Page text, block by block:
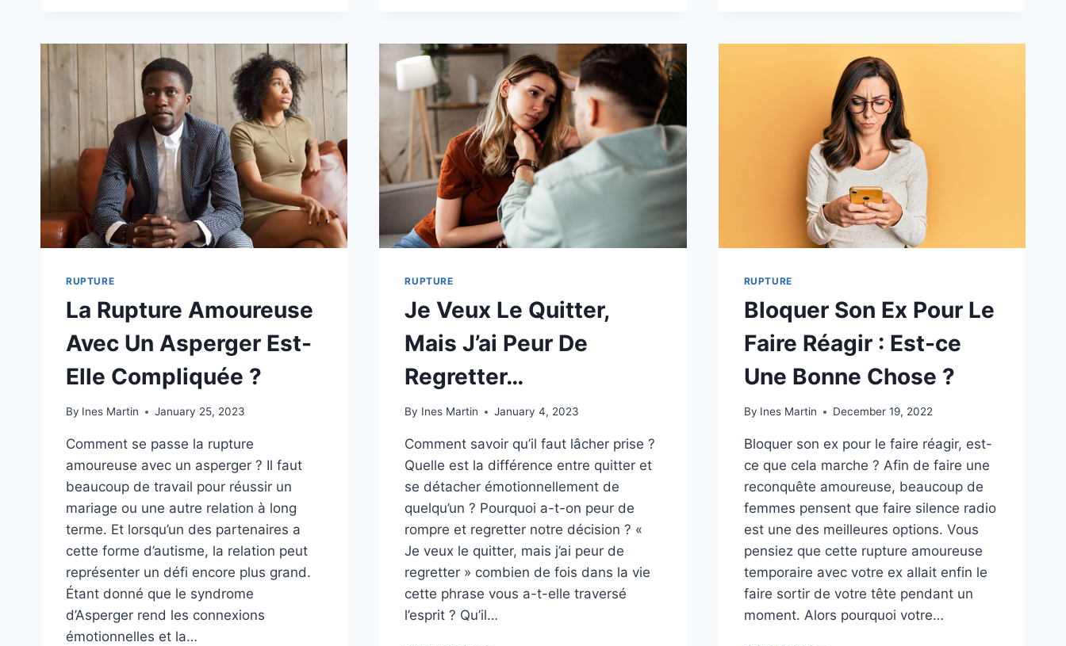
PLUS
DONNER
SIGNE
DE
VIE
À
SON
EX
?
IL
EST
REVENU
VERS
MOI
TOUT
DE
SUITE
PREUVE
QUE
ÇA
MARCHE
!
RUPTURE
La Rupture Amoureuse
Avec Un Asperger Est-
Elle Compliquée ?
By Ines Martin January 25, 2023
Comment se passe la rupture
amoureuse avec un asperger ? Il faut
beaucoup de travail pour réussir un
mariage ou une autre relation à long
terme. Et lorsqu’un des partenaires a
cette forme d’autisme, la relation peut
représenter un défi encore plus grand.
Étant donné que le syndrome
d’Asperger rend les connexions
émotionnelles et la…
RUPTURE
Je Veux Le Quitter,
Mais J’ai Peur De
Regretter…
By Ines Martin January 4, 2023
Comment savoir qu’il faut lâcher prise ?
Quelle est la différence entre quitter et
se détacher émotionnellement de
quelqu’un ? Pourquoi a-t-on peur de
rompre et regretter notre décision ? «
Je veux le quitter, mais j’ai peur de
regretter » combien de fois dans la vie
cette phrase vous a-t-elle traversé
l’esprit ? Qu’il…
RUPTURE
Bloquer Son Ex Pour Le
Faire Réagir : Est-ce
Une Bonne Chose ?
By Ines Martin December 19, 2022
Bloquer son ex pour le faire réagir, est-
ce que cela marche ? Afin de faire une
reconquête amoureuse, beaucoup de
femmes pensent que faire silence radio
est une des meilleures options. Vous
pensiez que cette rupture amoureuse
temporaire avec votre ex allait enfin le
faire sortir de votre tête pendant un
moment. Alors pourquoi votre…